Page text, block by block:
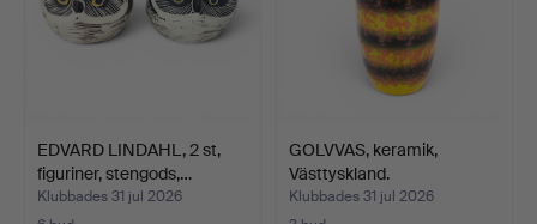
EDVARD LINDAHL, 2 st,
figuriner, stengods,…
Klubbades 31 jul 2026
GOLVVAS, keramik,
Västtyskland.
Klubbades 31 jul 2026